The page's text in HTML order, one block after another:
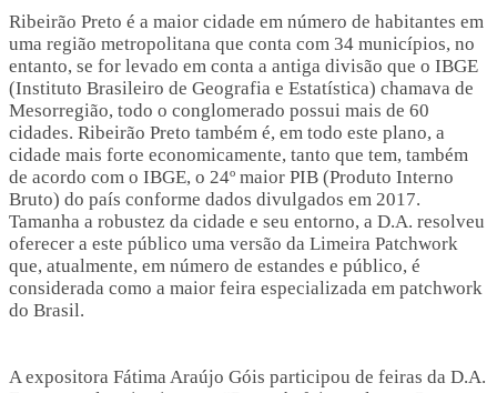
Ribeirão Preto é a maior cidade em número de habitantes em
uma região metropolitana que conta com 34 municípios, no
entanto, se for levado em conta a antiga divisão que o IBGE
(Instituto Brasileiro de Geografia e Estatística) chamava de
Mesorregião, todo o conglomerado possui mais de 60
cidades. Ribeirão Preto também é, em todo este plano, a
cidade mais forte economicamente, tanto que tem, também
de acordo com o IBGE, o 24º maior PIB (Produto Interno
Bruto) do país conforme dados divulgados em 2017.
Tamanha a robustez da cidade e seu entorno, a D.A. resolveu
oferecer a este público uma versão da Limeira Patchwork
que, atualmente, em número de estandes e público, é
considerada como a maior feira especializada em patchwork
do Brasil.
A expositora Fátima Araújo Góis participou de feiras da D.A.